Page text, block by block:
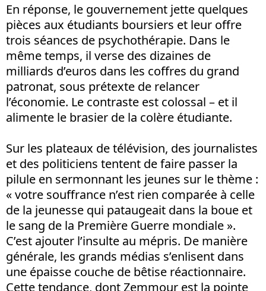
En réponse, le gouvernement jette quelques
pièces aux étudiants boursiers et leur offre
trois séances de psychothérapie. Dans le
même temps, il verse des dizaines de
milliards d’euros dans les coffres du grand
patronat, sous prétexte de relancer
l’économie. Le contraste est colossal – et il
alimente le brasier de la colère étudiante.
Sur les plateaux de télévision, des journalistes
et des politiciens tentent de faire passer la
pilule en sermonnant les jeunes sur le thème :
« votre souffrance n’est rien comparée à celle
de la jeunesse qui pataugeait dans la boue et
le sang de la Première Guerre mondiale ».
C’est ajouter l’insulte au mépris. De manière
générale, les grands médias s’enlisent dans
une épaisse couche de bêtise réactionnaire.
Cette tendance, dont Zemmour est la pointe